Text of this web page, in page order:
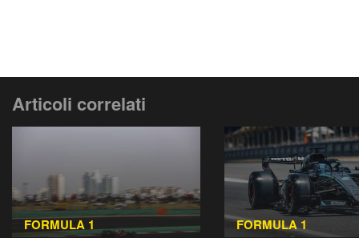
Articoli correlati
FORMULA 1 FORMULA 1